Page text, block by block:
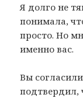
Я долго не
понимала,
просто. Но
именно вас.
Вы
подтвердил,